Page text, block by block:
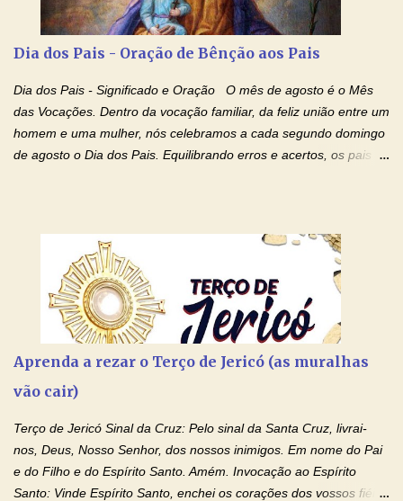
Dia dos Pais - Oração de Bênção aos Pais
Dia dos Pais - Significado e Oração O mês de agosto é o Mês
das Vocações. Dentro da vocação familiar, da feliz união entre um
homem e uma mulher, nós celebramos a cada segundo domingo
de agosto o Dia dos Pais. Equilibrando erros e acertos, os pais
conforto, boa alimentação, educação de qualidade. E, em geral,
procuram orientá-los para que enfrentem o mundo, com suas
alegrias, com seus dissabores. Acompanham-nos em suas
vitórias, em seus fracassos, em suas lutas. É claro que há
exceções, mas essas exceções só confirmam uma regra porque
estado natural, normal. O mundo de hoje apresenta anomalias
absurdas. Temos notícia de pais que torturam seus filhos, que os
filhos. Mas isso não é o c...
Aprenda a rezar o Terço de Jericó (as muralhas
vão cair)
Terço de Jericó Sinal da Cruz: Pelo sinal da Santa Cruz, livrai-
nos, Deus, Nosso Senhor, dos nossos inimigos. Em nome do Pai
e do Filho e do Espírito Santo. Amém. Invocação ao Espírito
Santo: Vinde Espírito Santo, enchei os corações dos vossos fiéis